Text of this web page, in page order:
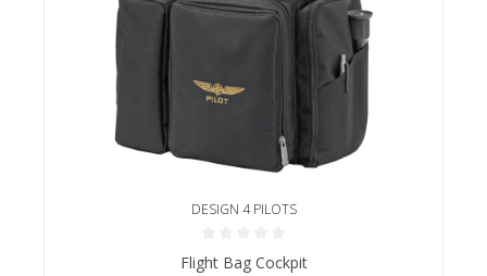
DESIGN 4 PILOTS
Durchschnittliche Bewertung von 0 von 5 Sternen
Flight Bag Cockpit